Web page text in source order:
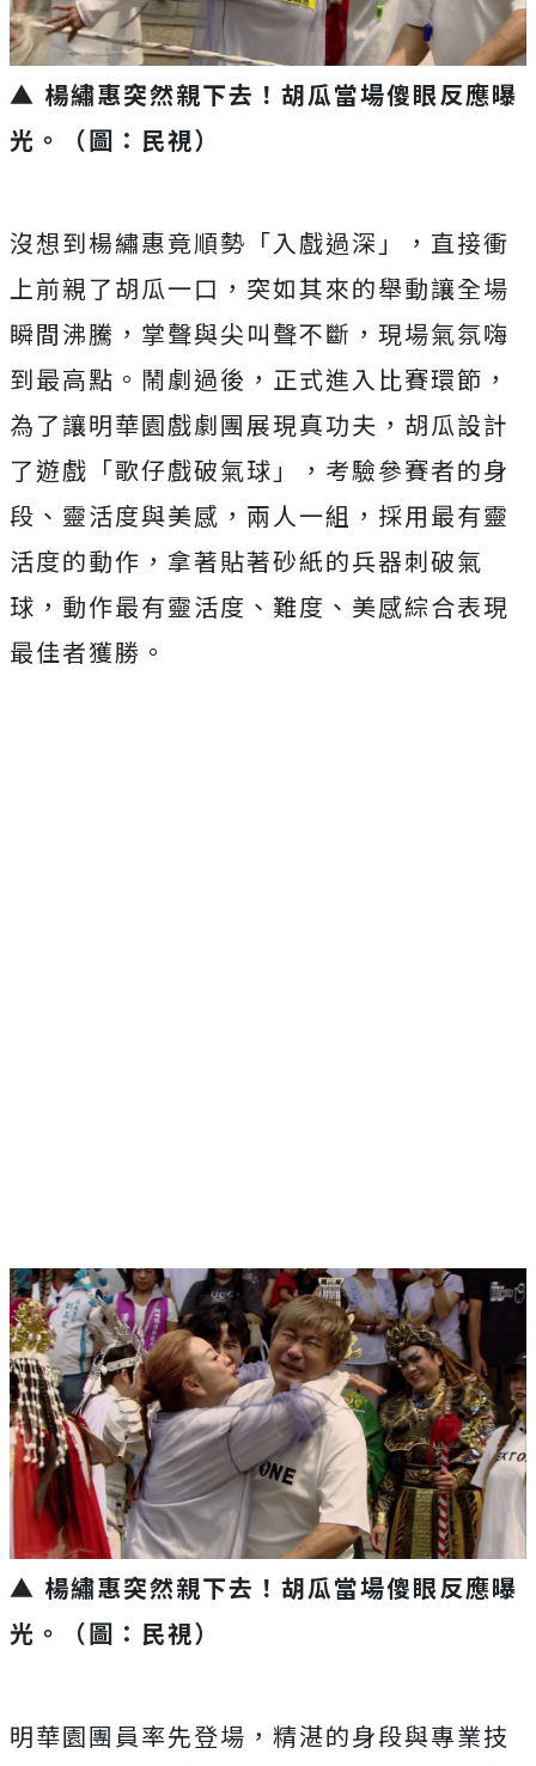
▲ 楊繡惠突然親下去！胡瓜當場傻眼反應曝
光 。 （圖：民視）
沒想到楊繡惠竟順勢「入戲過深」，直接衝
上前親了胡瓜一口，突如其來的舉動讓全場
瞬間沸騰，掌聲與尖叫聲不斷，現場氣氛嗨
到最高點。鬧劇過後，正式進入比賽環節，
為了讓明華園戲劇團展現真功夫，胡瓜設計
了遊戲「歌仔戲破氣球」，考驗參賽者的身
段、靈活度與美感，兩人一組，採用最有靈
活度的動作，拿著貼著砂紙的兵器刺破氣
球，動作最有靈活度、難度、美感綜合表現
最佳者獲勝。
▲ 楊繡惠突然親下去！胡瓜當場傻眼反應曝
光 。 （圖：民視）
明華園團員率先登場，精湛的身段與專業技